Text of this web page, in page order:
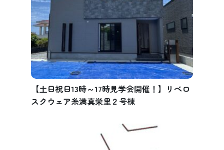
【土日祝日13時～17時見学会開催！】リベロ
スクウェア糸満真栄里２号棟